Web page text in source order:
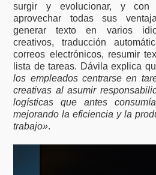
surgir y evolucionar, y con
aprovechar todas sus
generar texto en varios
creativos, traducción
correos electrónicos, resumir
lista de tareas. Dávila explica
los empleados centrarse en
creativas al asumir
logísticas que antes
mejorando la eficiencia y la
trabajo».